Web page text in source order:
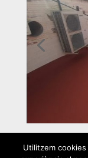
Utilitzem